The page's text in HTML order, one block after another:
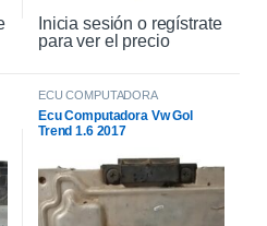
Inicia sesión o regístrate
para ver el precio
ECU COMPUTADORA
Ecu Computadora Vw Gol
Trend 1.6 2017